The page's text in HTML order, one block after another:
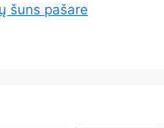
šuns pašare